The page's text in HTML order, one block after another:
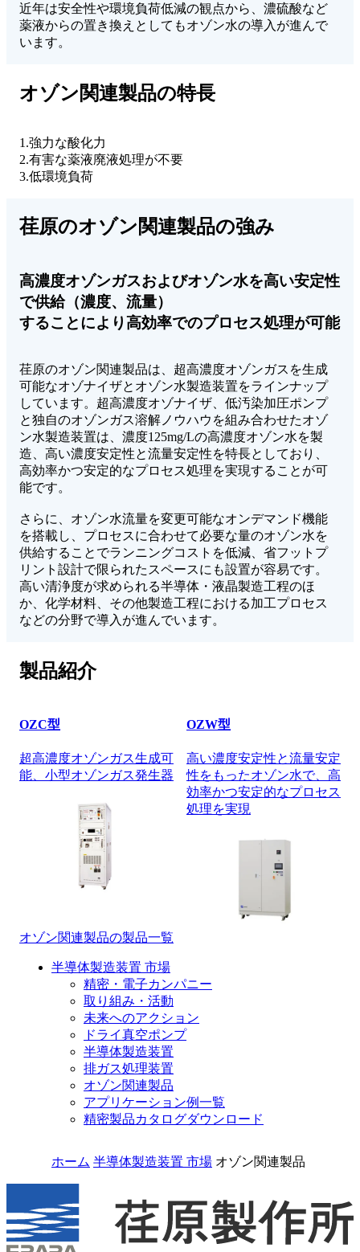
近年は安全性や環境負荷低減の観点から、濃硫酸など
薬液からの置き換えとしてもオゾン水の導入が進んで
います。
オゾン関連製品の特長
1.強力な酸化力
2.有害な薬液廃液処理が不要
3.低環境負荷
荏原のオゾン関連製品の強み
高濃度オゾンガスおよびオゾン水を高い安定性
で供給（濃度、流量）
することにより高効率でのプロセス処理が可能
荏原のオゾン関連製品は、超高濃度オゾンガスを生成
可能なオゾナイザとオゾン水製造装置をラインナップ
しています。超高濃度オゾナイザ、低汚染加圧ポンプ
と独自のオゾンガス溶解ノウハウを組み合わせたオゾ
ン水製造装置は、濃度125mg/Lの高濃度オゾン水を製
造、高い濃度安定性と流量安定性を特長としており、
高効率かつ安定的なプロセス処理を実現することが可
能です。
さらに、オゾン水流量を変更可能なオンデマンド機能
を搭載し、プロセスに合わせて必要な量のオゾン水を
供給することでランニングコストを低減、省フットプ
リント設計で限られたスペースにも設置が容易です。
高い清浄度が求められる半導体・液晶製造工程のほ
か、化学材料、その他製造工程における加工プロセス
などの分野で導入が進んでいます。
製品紹介
OZC型
超高濃度オゾンガス生成可
能、小型オゾンガス発生器
OZW型
高い濃度安定性と流量安定
性をもったオゾン水で、高
効率かつ安定的なプロセス
処理を実現
オゾン関連製品の製品一覧
半導体製造装置 市場
精密・電子カンパニー
取り組み・活動
未来へのアクション
ドライ真空ポンプ
半導体製造装置
排ガス処理装置
オゾン関連製品
アプリケーション例一覧
精密製品カタログダウンロード
ホーム 半導体製造装置 市場 オゾン関連製品